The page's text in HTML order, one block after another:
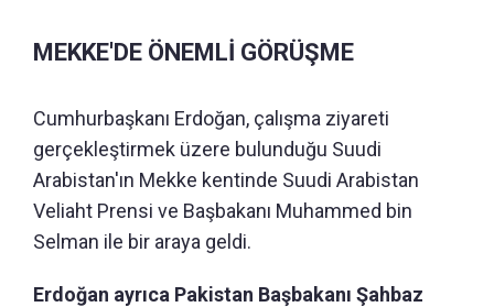
MEKKE'DE ÖNEMLİ GÖRÜŞME
Cumhurbaşkanı Erdoğan, çalışma ziyareti
gerçekleştirmek üzere bulunduğu Suudi
Arabistan'ın Mekke kentinde Suudi Arabistan
Veliaht Prensi ve Başbakanı Muhammed bin
Selman ile bir araya geldi.
Erdoğan ayrıca Pakistan Başbakanı Şahbaz